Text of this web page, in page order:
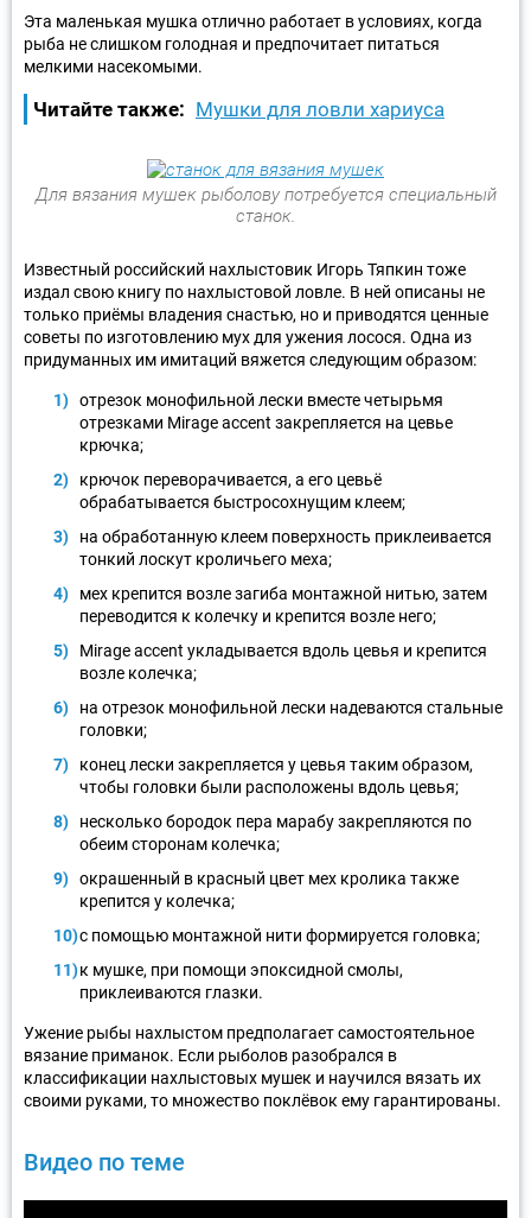
Эта маленькая мушка отлично работает в условиях, когда
рыба не слишком голодная и предпочитает питаться
мелкими насекомыми.
Читайте также: Мушки для ловли хариуса
Для вязания мушек рыболову потребуется специальный
станок.
Известный российский нахлыстовик Игорь Тяпкин тоже
издал свою книгу по нахлыстовой ловле. В ней описаны не
только приёмы владения снастью, но и приводятся ценные
советы по изготовлению мух для ужения лосося. Одна из
придуманных им имитаций вяжется следующим образом:
отрезок монофильной лески вместе четырьмя
отрезками Mirage accent закрепляется на цевье
крючка;
крючок переворачивается, а его цевьё
обрабатывается быстросохнущим клеем;
на обработанную клеем поверхность приклеивается
тонкий лоскут кроличьего меха;
мех крепится возле загиба монтажной нитью, затем
переводится к колечку и крепится возле него;
Mirage accent укладывается вдоль цевья и крепится
возле колечка;
на отрезок монофильной лески надеваются стальные
головки;
конец лески закрепляется у цевья таким образом,
чтобы головки были расположены вдоль цевья;
несколько бородок пера марабу закрепляются по
обеим сторонам колечка;
окрашенный в красный цвет мех кролика также
крепится у колечка;
с помощью монтажной нити формируется головка;
к мушке, при помощи эпоксидной смолы,
приклеиваются глазки.
Ужение рыбы нахлыстом предполагает самостоятельное
вязание приманок. Если рыболов разобрался в
классификации нахлыстовых мушек и научился вязать их
своими руками, то множество поклёвок ему гарантированы.
Видео по теме